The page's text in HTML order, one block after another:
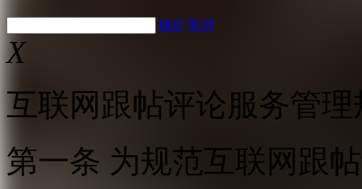
确定 取消
X
互联网跟帖评论服务管理
第一条 为规范互联网跟